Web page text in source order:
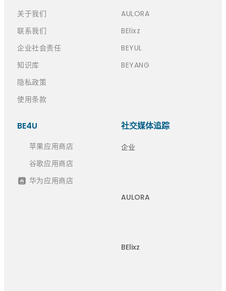
关于我们
联系我们
企业社会责任
知识库
隐私政策
使用条款
AULORA
BElixz
BEYUL
BEYANG
BE4U
苹果应用商店
谷歌应用商店
华为应用商店
社交媒体追踪
企业
AULORA
BElixz